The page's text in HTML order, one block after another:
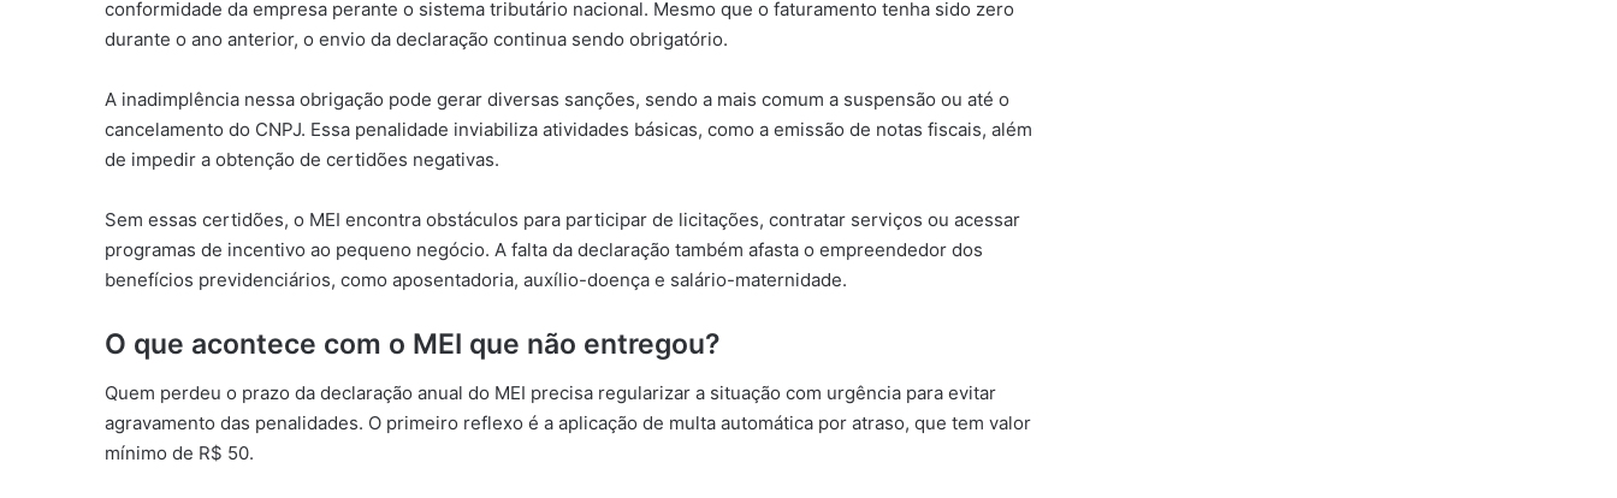
conformidade da empresa perante o sistema tributário nacional. Mesmo que o faturamento tenha sido zero
durante o ano anterior, o envio da declaração continua sendo obrigatório.
A inadimplência nessa obrigação pode gerar diversas sanções, sendo a mais comum a suspensão ou até o
cancelamento do CNPJ. Essa penalidade inviabiliza atividades básicas, como a emissão de notas fiscais, além
de impedir a obtenção de certidões negativas.
Sem essas certidões, o MEI encontra obstáculos para participar de licitações, contratar serviços ou acessar
programas de incentivo ao pequeno negócio. A falta da declaração também afasta o empreendedor dos
benefícios previdenciários, como aposentadoria, auxílio-doença e salário-maternidade.
O que acontece com o MEI que não entregou?
Quem perdeu o prazo da declaração anual do MEI precisa regularizar a situação com urgência para evitar
agravamento das penalidades. O primeiro reflexo é a aplicação de multa automática por atraso, que tem valor
mínimo de R$ 50.